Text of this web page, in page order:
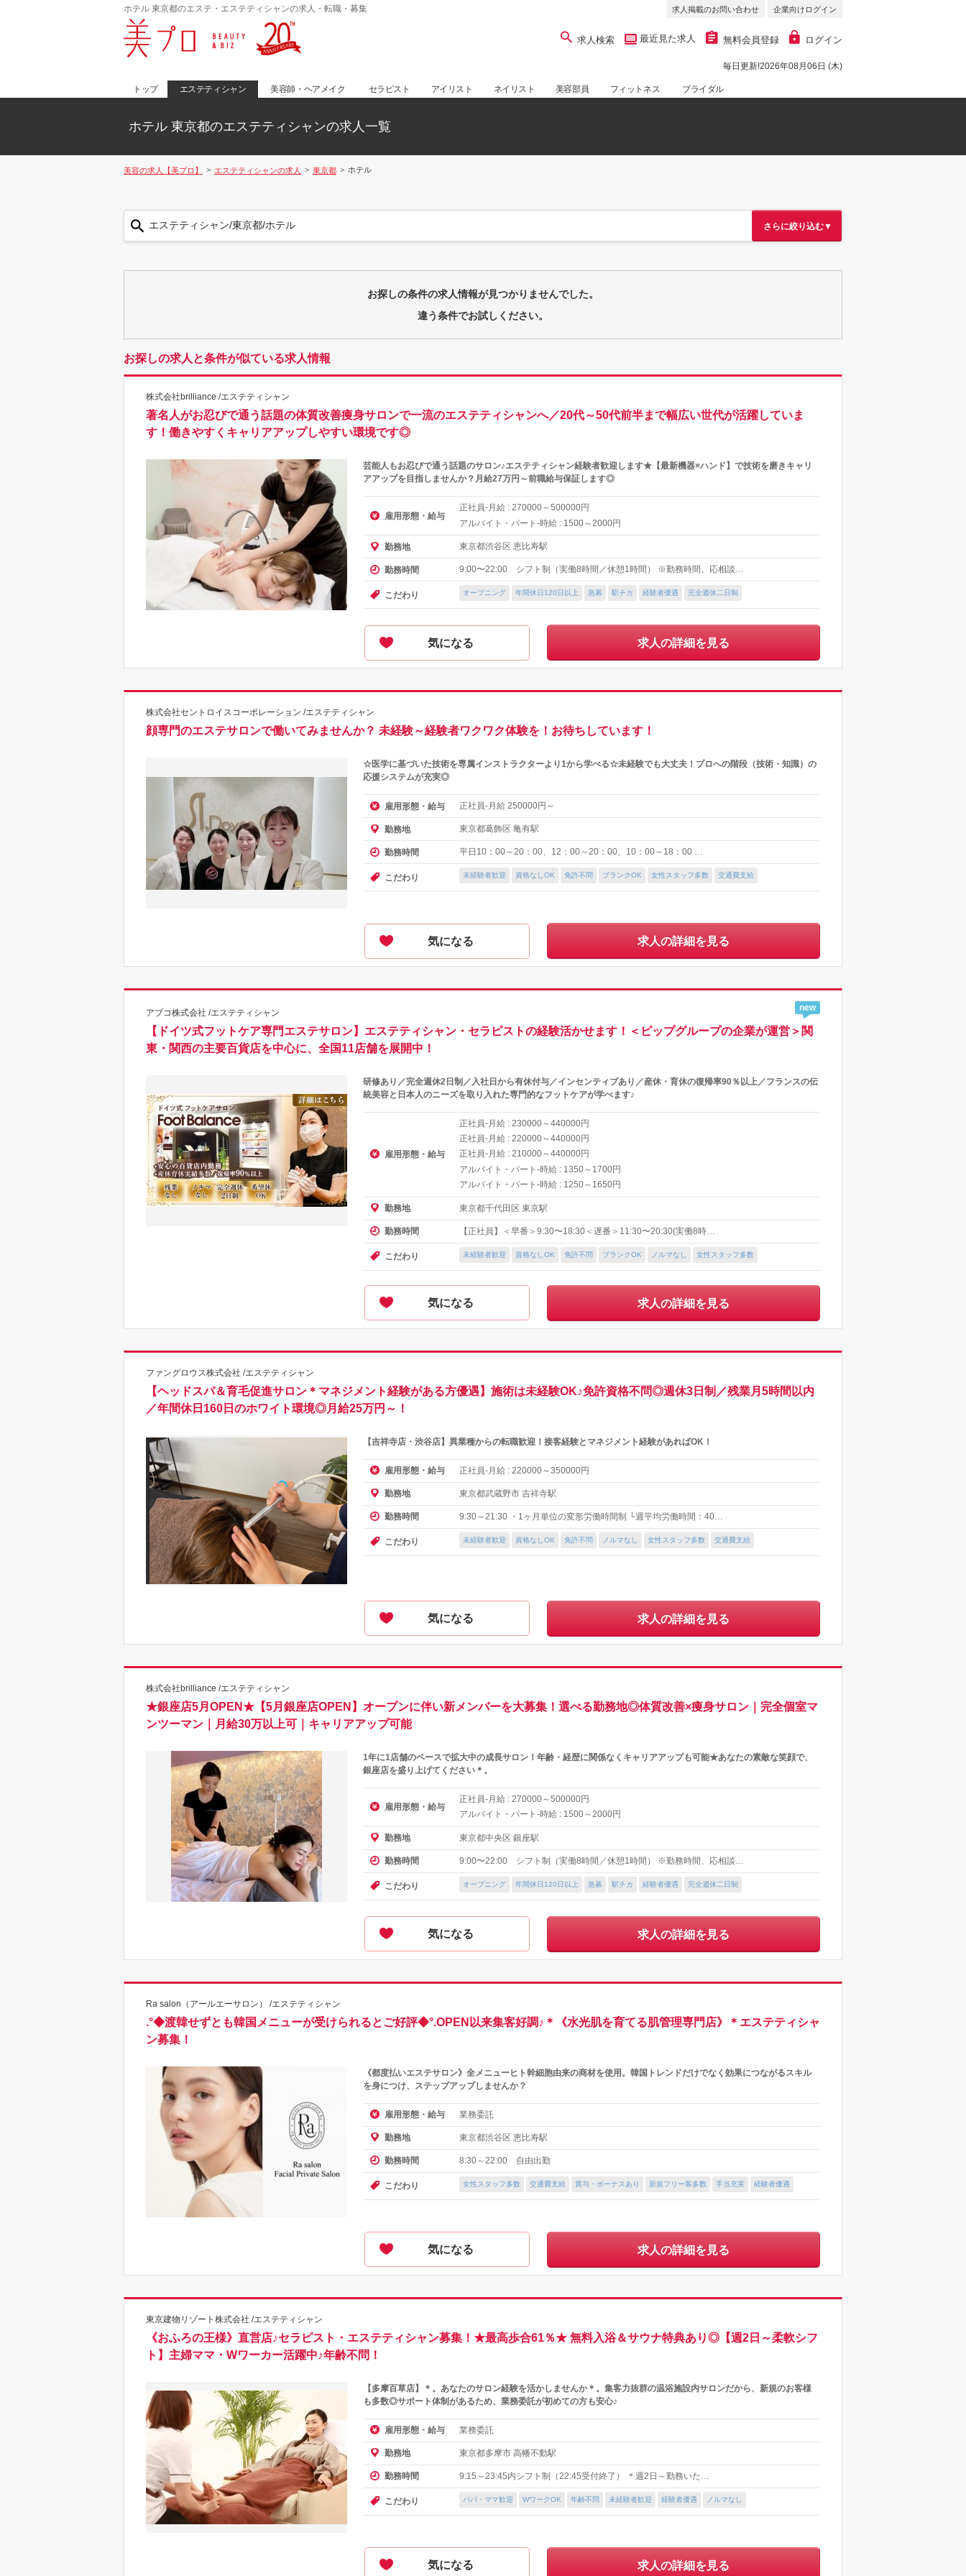
ホテル 東京都のエステ・エステティシャンの求人・転職・募集 求人掲載のお問い合わせ 企業向けログイン
求人検索 最近見た求人 無料会員登録 ログイン
毎日更新!2026年08月06日 (木)
トップ エステティシャン 美容師・ヘアメイク セラピスト アイリスト ネイリスト 美容部員 フィットネス ブライダル
ホテル 東京都のエステティシャンの求人一覧
美容の求人【美プロ】 エステティシャンの求人 東京都 ホテル
エステティシャン/東京都/ホテル さらに絞り込む▼
お探しの条件の求人情報が見つかりませんでした。
違う条件でお試しください。
お探しの求人と条件が似ている求人情報
株式会社brilliance /エステティシャン
著名人がお忍びで通う話題の体質改善痩身サロンで一流のエステティシャンへ／20代～50代前半まで幅広い世代が活躍していま
す！働きやすくキャリアアップしやすい環境です◎
芸能人もお忍びで通う話題のサロン♪エステティシャン経験者歓迎します★【最新機器×ハンド】で技術を磨きキャリ
アアップを目指しませんか？月給27万円～前職給与保証します◎
雇用形態・給与
正社員-月給 : 270000～500000円
アルバイト・パート-時給 : 1500～2000円
勤務地 東京都渋谷区 恵比寿駅
勤務時間 9:00〜22:00 シフト制（実働8時間／休憩1時間） ※勤務時間、応相談…
こだわり オープニング 年間休日120日以上 急募 駅チカ 経験者優遇 完全週休二日制
気になる 求人の詳細を見る
株式会社セントロイスコーポレーション /エステティシャン
顔専門のエステサロンで働いてみませんか？ 未経験～経験者ワクワク体験を！お待ちしています！
☆医学に基づいた技術を専属インストラクターより1から学べる☆未経験でも大丈夫！プロへの階段（技術・知識）の
応援システムが充実◎
雇用形態・給与 正社員-月給 250000円～
勤務地 東京都葛飾区 亀有駅
勤務時間 平日10：00～20：00、12：00～20：00、10：00～18：00 …
こだわり 未経験者歓迎 資格なしOK 免許不問 ブランクOK 女性スタッフ多数 交通費支給
気になる 求人の詳細を見る
アブコ株式会社 /エステティシャン new
【ドイツ式フットケア専門エステサロン】エステティシャン・セラピストの経験活かせます！＜ピップグループの企業が運営＞関
東・関西の主要百貨店を中心に、全国11店舗を展開中！
研修あり／完全週休2日制／入社日から有休付与／インセンティブあり／産休・育休の復帰率90％以上／フランスの伝
統美容と日本人のニーズを取り入れた専門的なフットケアが学べます♪
雇用形態・給与
正社員-月給 : 230000～440000円
正社員-月給 : 220000～440000円
正社員-月給 : 210000～440000円
アルバイト・パート-時給 : 1350～ 1700円
アルバイト・パート-時給 : 1250～ 1650円
勤務地 東京都千代田区 東京駅
勤務時間 【正社員】＜早番＞9:30〜18:30＜遅番＞11:30〜20:30(実働8時…
こだわり 未経験者歓迎 資格なしOK 免許不問 ブランクOK ノルマなし 女性スタッフ多数
気になる 求人の詳細を見る
ファングロウス株式会社 /エステティシャン
【ヘッドスパ＆育毛促進サロン＊マネジメント経験がある方優遇】施術は未経験OK♪免許資格不問◎週休3日制／残業月5時間以内
／年間休日160日のホワイト環境◎月給25万円～！
【吉祥寺店・渋谷店】異業種からの転職歓迎！接客経験とマネジメント経験があればOK！
雇用形態・給与 正社員-月給 : 220000～350000円
勤務地 東京都武蔵野市 吉祥寺駅
勤務時間 9:30～21:30 ・1ヶ月単位の変形労働時間制 └週平均労働時間：40…
こだわり 未経験者歓迎 資格なしOK 免許不問 ノルマなし 女性スタッフ多数 交通費支給
気になる 求人の詳細を見る
株式会社brilliance /エステティシャン
★銀座店5月OPEN★【5月銀座店OPEN】オープンに伴い新メンバーを大募集！選べる勤務地◎体質改善×痩身サロン｜完全個室マ
ンツーマン｜月給30万以上可｜キャリアアップ可能
1年に1店舗のペースで拡大中の成長サロン！年齢・経歴に関係なくキャリアアップも可能★あなたの素敵な笑顔で、
銀座店を盛り上げてください＊。
雇用形態・給与
正社員-月給 : 270000～500000円
アルバイト・パート-時給 : 1500～2000円
勤務地 東京都中央区 銀座駅
勤務時間 9:00〜22:00 シフト制（実働8時間／休憩1時間） ※勤務時間、応相談…
こだわり オープニング 年間休日120日以上 急募 駅チカ 経験者優遇 完全週休二日制
気になる 求人の詳細を見る
Ra salon（アールエーサロン） /エステティシャン
.°◆渡韓せずとも韓国メニューが受けられるとご好評◆°.OPEN以来集客好調♪＊《水光肌を育てる肌管理専門店》＊エステティシャ
ン募集！
《都度払いエステサロン》全メニューヒト幹細胞由来の商材を使用。韓国トレンドだけでなく効果につながるスキル
を身につけ、ステップアップしませんか？
雇用形態・給与 業務委託
勤務地 東京都渋谷区 恵比寿駅
勤務時間 8:30～22:00 自由出勤
こだわり 女性スタッフ多数 交通費支給 賞与・ボーナスあり 新規フリー客多数 手当充実 経験者優遇
気になる 求人の詳細を見る
東京建物リゾート株式会社 /エステティシャン
《おふろの王様》直営店♪セラピスト・エステティシャン募集！★最高歩合61％★ 無料入浴＆サウナ特典あり◎【週2日～柔軟シフ
ト】主婦ママ・Wワーカー活躍中♪年齢不問！
【多摩百草店】＊。あなたのサロン経験を活かしませんか＊。集客力抜群の温浴施設内サロンだから、新規のお客様
も多数◎サポート体制があるため、業務委託が初めての方も安心♪
雇用形態・給与 業務委託
勤務地 東京都多摩市 高幡不動駅
勤務時間 9:15～23:45内シフト制（22:45受付終了） ＊週2日～勤務いた…
こだわり パパ・ママ歓迎 WワークOK 年齢不問 未経験者歓迎 経験者優遇 ノルマなし
気になる 求人の詳細を見る